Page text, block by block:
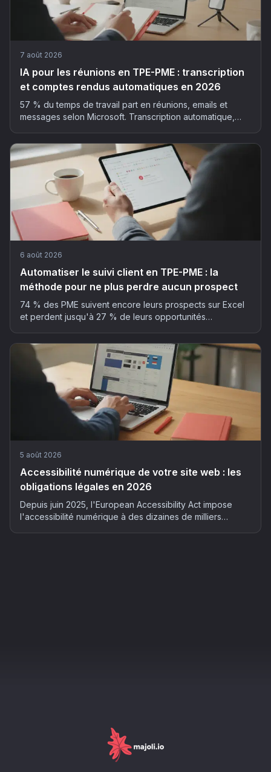
7 août 2026
IA pour les réunions en TPE-PME : transcription
et comptes rendus automatiques en 2026
57 % du temps de travail part en réunions, emails et
messages selon Microsoft. Transcription automatique,
outils pour déployer l'IA dans vos réunions, sans faux pas
RGPD.
6 août 2026
Automatiser le suivi client en TPE-PME : la
méthode pour ne plus perdre aucun prospect
74 % des PME suivent encore leurs prospects sur Excel
et perdent jusqu'à 27 % de leurs opportunités
son suivi client sans y passer ses soirées.
5 août 2026
Accessibilité numérique de votre site web : les
obligations légales en 2026
Depuis juin 2025, l'European Accessibility Act impose
l'accessibilité numérique à des dizaines de milliers